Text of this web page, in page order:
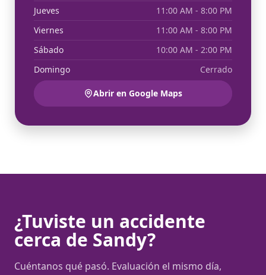
Jueves
11:00 AM - 8:00 PM
Viernes
11:00 AM - 8:00 PM
Sábado
10:00 AM - 2:00 PM
Domingo
Cerrado
Abrir en Google Maps
¿Tuviste un accidente
cerca de Sandy?
Cuéntanos qué pasó. Evaluación el mismo día,